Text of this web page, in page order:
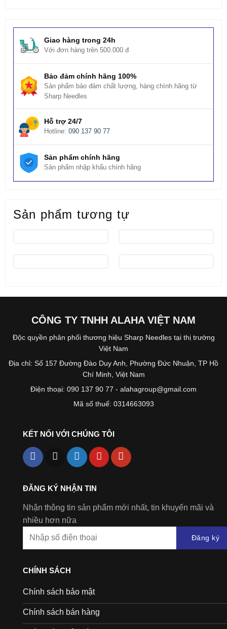
Giao hàng trong 24h
Với đơn hàng trên 500.000 đ
Bảo đảm chính hãng 100%
Sản phẩm bảo đảm chất lượng, hàng chính hãng từ
Sharp Needles
Hỗ trợ 24/7
Hotline: 090 137 90 77
Sản phẩm chính hãng
Sản phẩm nhập khẩu chính hãng
Sản phẩm tương tự
CÔNG TY TNHH ALAHA VIỆT NAM
Độc quyền phân phối thương hiệu Sharp Needles tại thị trường
Việt Nam
Địa chỉ: Số 157 Đường Đào Duy Anh, Phường Đức Nhuận, TP Hồ
Chí Minh, Việt Nam
Điện thoại: 090 137 90 77 - alahagroup@gmail.com
Mã số thuế: 0314663093
KẾT NỐI VỚI CHÚNG TÔI
ĐĂNG KÝ NHẬN TIN
Nhận thông tin sản phẩm mới nhất, tin khuyến mãi và
nhiều hơn nữa
Đăng ký
CHÍNH SÁCH
Chính sách bảo mật
Chính sách bán hàng